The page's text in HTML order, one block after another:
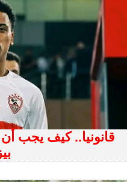
قانونيا.. كيف يجب